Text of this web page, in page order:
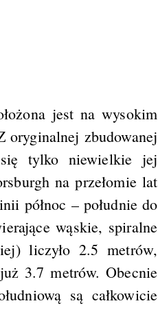
jest na wysokim
oryginalnej zbudowanej
tylko niewielkie jej
na przełomie lat
północ – południe do
wąskie, spiralne
liczyło 2.5 metrów,
3.7 metrów. Obecnie
są całkowicie